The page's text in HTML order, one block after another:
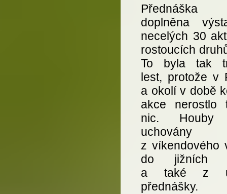
Přednáška
doplněna
necelých 30
rostoucích
To byla tak
lest, protože v
a okolí v době
akce nerostlo
nic. Houby
uchovány
z víkendového
do jižních
a také z
přednášky.